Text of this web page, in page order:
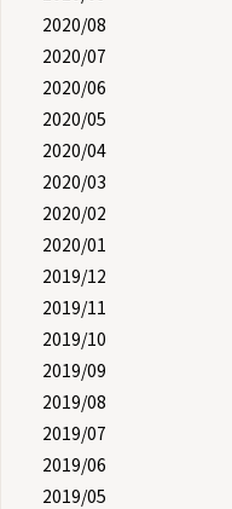
2020/08
2020/07
2020/06
2020/05
2020/04
2020/03
2020/02
2020/01
2019/12
2019/11
2019/10
2019/09
2019/08
2019/07
2019/06
2019/05